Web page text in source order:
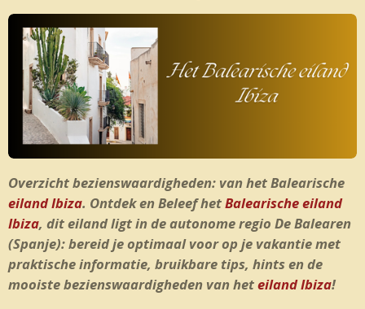
Overzicht bezienswaardigheden: van het Balearische
eiland Ibiza. Ontdek en Beleef hetBalearische eiland
Ibiza, dit eiland ligt in de autonome regio De Balearen
(Spanje): bereid je optimaal voor op je vakantie met
praktische informatie, bruikbare tips, hints en de
mooiste bezienswaardigheden van heteiland Ibiza!